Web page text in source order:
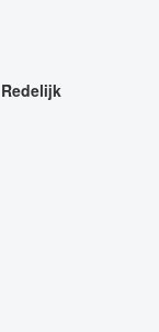
Redelijk